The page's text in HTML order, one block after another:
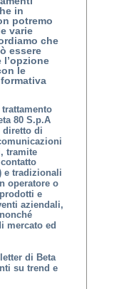
in
potremo
varie
che
essere
l’opzione
le
80 S.p.A
diretto di
tramite
e tradizionali
operatore o
e
aziendali,
mercato ed
di Beta
su trend e